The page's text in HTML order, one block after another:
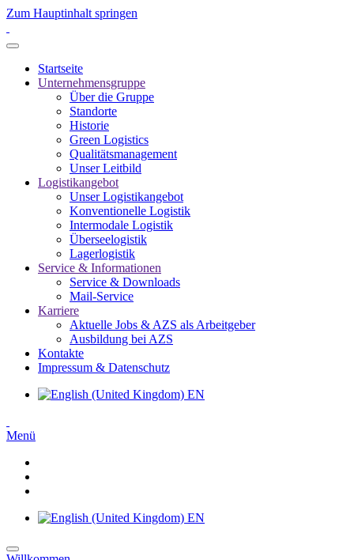
Zum Hauptinhalt springen
Startseite
Unternehmensgruppe
Über die Gruppe
Standorte
Historie
Green Logistics
Qualitätsmanagement
Unser Leitbild
Logistikangebot
Unser Logistikangebot
Konventionelle Logistik
Intermodale Logistik
Überseelogistik
Lagerlogistik
Service & Informationen
Service & Downloads
Mail-Service
Karriere
Aktuelle Jobs & AZS als Arbeitgeber
Ausbildung bei AZS
Kontakte
Impressum & Datenschutz
EN
Menü
EN